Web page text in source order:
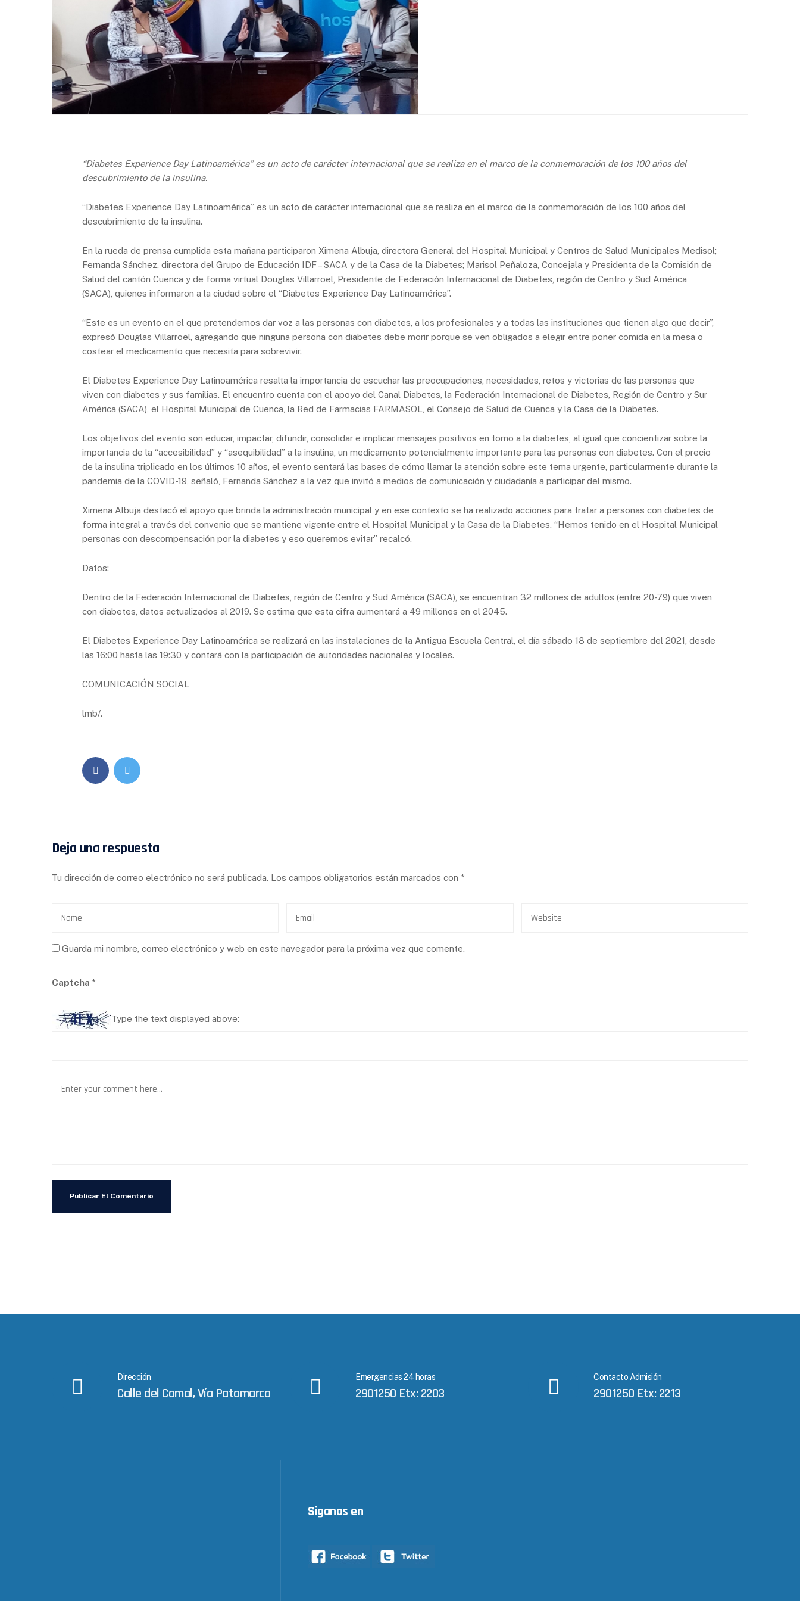
“Diabetes Experience Day Latinoamérica” es un acto de carácter internacional que se realiza en el marco de la conmemoración de los 100 años del
descubrimiento de la insulina.
“Diabetes Experience Day Latinoamérica” es un acto de carácter internacional que se realiza en el marco de la conmemoración de los 100 años del
descubrimiento de la insulina.
En la rueda de prensa cumplida esta mañana participaron Ximena Albuja, directora General del Hospital Municipal y Centros de Salud Municipales Medisol;
Fernanda Sánchez, directora del Grupo de Educación IDF – SACA y de la Casa de la Diabetes; Marisol Peñaloza, Concejala y Presidenta de la Comisión de
Salud del cantón Cuenca y de forma virtual Douglas Villarroel, Presidente de Federación Internacional de Diabetes, región de Centro y Sud América
(SACA), quienes informaron a la ciudad sobre el “Diabetes Experience Day Latinoamérica”.
“Este es un evento en el que pretendemos dar voz a las personas con diabetes, a los profesionales y a todas las instituciones que tienen algo que decir”,
expresó Douglas Villarroel, agregando que ninguna persona con diabetes debe morir porque se ven obligados a elegir entre poner comida en la mesa o
costear el medicamento que necesita para sobrevivir.
El Diabetes Experience Day Latinoamérica resalta la importancia de escuchar las preocupaciones, necesidades, retos y victorias de las personas que
viven con diabetes y sus familias. El encuentro cuenta con el apoyo del Canal Diabetes, la Federación Internacional de Diabetes, Región de Centro y Sur
América (SACA), el Hospital Municipal de Cuenca, la Red de Farmacias FARMASOL, el Consejo de Salud de Cuenca y la Casa de la Diabetes.
Los objetivos del evento son educar, impactar, difundir, consolidar e implicar mensajes positivos en torno a la diabetes, al igual que concientizar sobre la
importancia de la “accesibilidad” y “asequibilidad” a la insulina, un medicamento potencialmente importante para las personas con diabetes. Con el precio
de la insulina triplicado en los últimos 10 años, el evento sentará las bases de cómo llamar la atención sobre este tema urgente, particularmente durante la
pandemia de la COVID-19, señaló, Fernanda Sánchez a la vez que invitó a medios de comunicación y ciudadanía a participar del mismo.
Ximena Albuja destacó el apoyo que brinda la administración municipal y en ese contexto se ha realizado acciones para tratar a personas con diabetes de
forma integral a través del convenio que se mantiene vigente entre el Hospital Municipal y la Casa de la Diabetes. “Hemos tenido en el Hospital Municipal
personas con descompensación por la diabetes y eso queremos evitar” recalcó.
Datos:
Dentro de la Federación Internacional de Diabetes, región de Centro y Sud América (SACA), se encuentran 32 millones de adultos (entre 20-79) que viven
con diabetes, datos actualizados al 2019. Se estima que esta cifra aumentará a 49 millones en el 2045.
El Diabetes Experience Day Latinoamérica se realizará en las instalaciones de la Antigua Escuela Central, el día sábado 18 de septiembre del 2021, desde
las 16:00 hasta las 19:30 y contará con la participación de autoridades nacionales y locales.
COMUNICACIÓN SOCIAL
lmb/.
Deja una respuesta
Tu dirección de correo electrónico no será publicada. Los campos obligatorios están marcados con *
Guarda mi nombre, correo electrónico y web en este navegador para la próxima vez que comente.
Captcha *
Type the text displayed above:
Dirección
Calle del Camal, Vía Patamarca
Emergencias 24 horas
2901250 Etx: 2203
Contacto Admisión
2901250 Etx: 2213
Siganos en